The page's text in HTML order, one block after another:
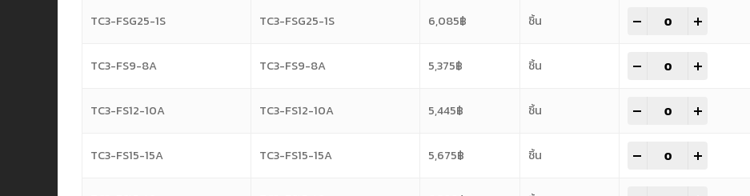
TC3-FSG25-1S TC3-FSG25-1S 6,085฿ ชิ้น
TC3-FS9-8A TC3-FS9-8A 5,375฿ ชิ้น
TC3-FS12-10A TC3-FS12-10A 5,445฿ ชิ้น
TC3-FS15-15A TC3-FS15-15A 5,675฿ ชิ้น